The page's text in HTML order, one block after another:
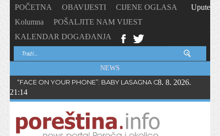
POČETNA OBAVIJESTI
CIJENE OGLASA
Kolumna
POŠALJITE NAM VIJEST
KALENDAR DOGAĐANJA
Upute
NEWS
“FACE ON YOUR PHONE”: BABY LASAGNA OBJAVIO NOVI
8. 8. 2026.
21:14